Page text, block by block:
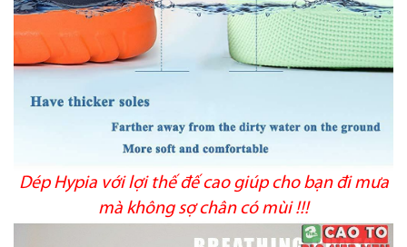
Dép Hypia với lợi thế đế cao giúp cho bạn đi mưa
mà không sợ chân có mùi !!!